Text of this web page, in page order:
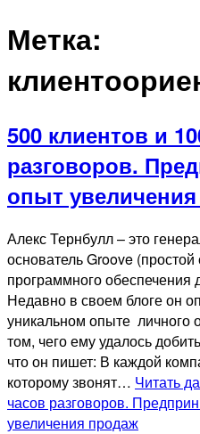
Метка:
500 клиентов и
разговоров.
опыт
Алекс Тернбулл – это
основатель Groove
программного обеспечения
Недавно в своем блоге он
уникальном опыте личного
том, чего ему удалось
что он пишет: В каждой
которому звонят… Читать
часов разговоров.
увеличения продаж